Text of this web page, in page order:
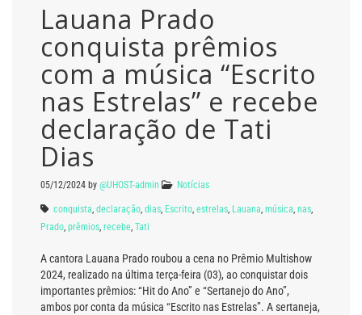
Lauana Prado
conquista prêmios
com a música “Escrito
nas Estrelas” e recebe
declaração de Tati
Dias
05/12/2024 by @UHOST-admin Notícias
conquista declaração dias Escrito estrelas Lauana música nas
Prado prêmios recebe Tati
A cantora Lauana Prado roubou a cena no Prêmio Multishow
2024, realizado na última terça-feira (03), ao conquistar dois
importantes prêmios: “Hit do Ano” e “Sertanejo do Ano”,
ambos por conta da música “Escrito nas Estrelas”. A sertaneja,